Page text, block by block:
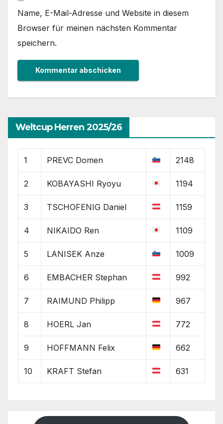
Name, E-Mail-Adresse und Website in diesem
Browser für meinen nächsten Kommentar
speichern.
Weltcup Herren 2025/26
1 PREVC Domen 2148
2 KOBAYASHI Ryoyu 1194
3 TSCHOFENIG Daniel 1159
4 NIKAIDO Ren 1109
5 LANISEK Anze 1009
6 EMBACHER Stephan 992
7 RAIMUND Philipp 967
8 HOERL Jan 772
9 HOFFMANN Felix 662
10 KRAFT Stefan 631